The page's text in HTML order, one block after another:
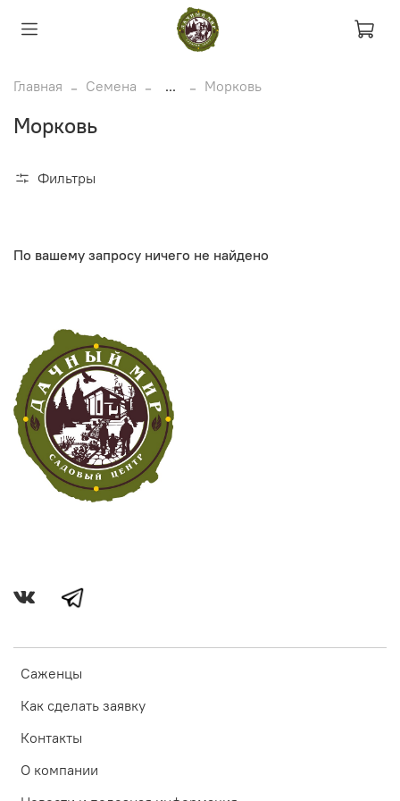
Главная Семена ... Морковь
Морковь
Фильтры
По вашему запросу ничего не найдено
Саженцы
Как сделать заявку
Контакты
О компании